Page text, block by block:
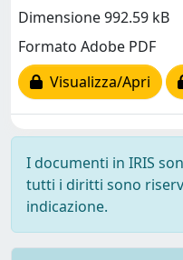
Dimensione 992.59 kB
Formato Adobe PDF
Visualizza/Apri
I documenti in IRIS
tutti i diritti sono
indicazione.